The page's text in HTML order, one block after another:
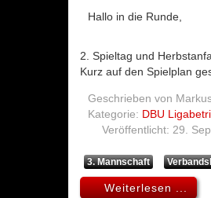
Hallo in die Runde,
2. Spieltag und
Kurz auf den Spielplan
Geschrieben von
Kategorie: DBU
Veröffentlicht: 29.
3. Mannschaft
Weiterlesen ...